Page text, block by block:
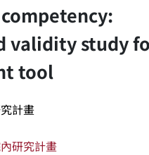
validity study
tool
計畫
研究計畫